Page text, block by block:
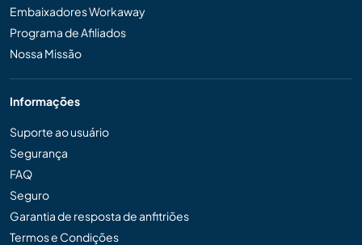
Embaixadores Workaway
Programa de Afiliados
Nossa Missão
Informações
Suporte ao usuário
Segurança
FAQ
Seguro
Garantia de resposta de anfitriões
Termos e Condições